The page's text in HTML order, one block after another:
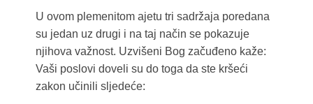
U ovom plemenitom ajetu tri sadržaja poredana
su jedan uz drugi i na taj način se pokazuje
njihova važnost. Uzvišeni Bog začuđeno kaže:
Vaši poslovi doveli su do toga da ste kršeći
zakon učinili sljedeće: